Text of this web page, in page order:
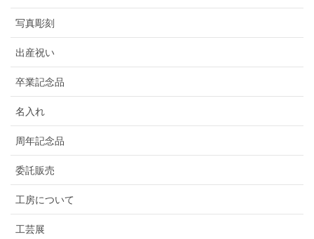
写真彫刻
出産祝い
卒業記念品
名入れ
周年記念品
委託販売
工房について
工芸展